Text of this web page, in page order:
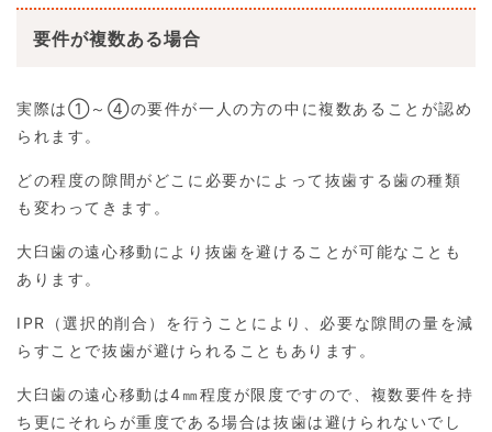
要件が複数ある場合
実際は①～④の要件が一人の方の中に複数あることが認め
られます。
どの程度の隙間がどこに必要かによって抜歯する歯の種類
も変わってきます。
大臼歯の遠心移動により抜歯を避けることが可能なことも
あります。
IPR（選択的削合）を行うことにより、必要な隙間の量を減
らすことで抜歯が避けられることもあります。
大臼歯の遠心移動は4㎜程度が限度ですので、複数要件を持
ち更にそれらが重度である場合は抜歯は避けられないでし